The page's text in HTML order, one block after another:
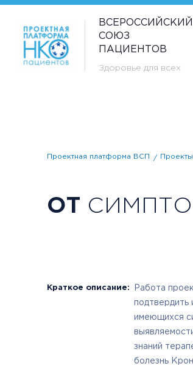
ВСЕРОССИЙСКИЙ
СОЮЗ
ПАЦИЕНТОВ
Здоровье для всех
Проектная платформа ВСП Проекты
ОТ
Краткое описание:
Работа
подтвердить
имеющихся
знаний
болезнь